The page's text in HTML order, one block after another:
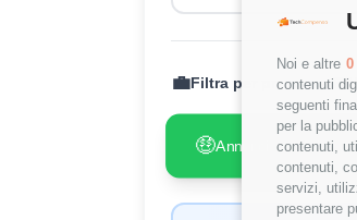
Noi e altre 0
contenuti
seguenti
per la
contenuti,
contenuti,
servizi,
presentare
💼Filtra per presenza
🤑Annunci con RAL ✓